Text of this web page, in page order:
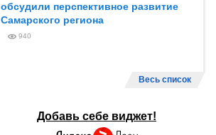
обсудили перспективное развитие
Самарского региона
940
Весь список
Добавь себе виджет!